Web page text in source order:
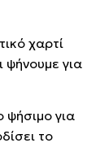
χαρτί
ψήνουμε για
ψήσιμο για
το